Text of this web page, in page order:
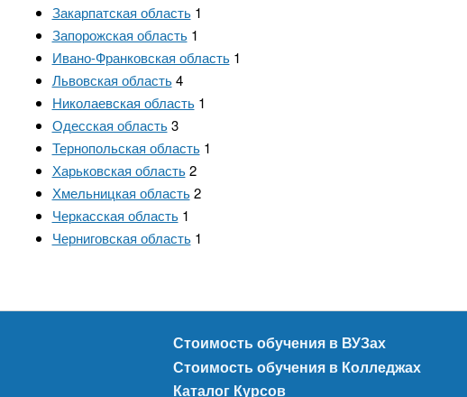
Закарпатская область 1
Запорожская область 1
Ивано-Франковская область 1
Львовская область 4
Николаевская область 1
Одесская область 3
Тернопольская область 1
Харьковская область 2
Хмельницкая область 2
Черкасская область 1
Черниговская область 1
Стоимость обучения в ВУЗах
Стоимость обучения в Колледжах
Каталог Курсов